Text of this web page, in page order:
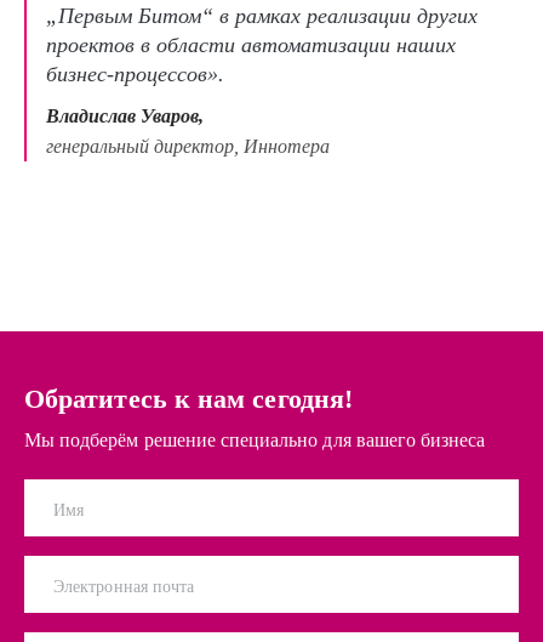
„Первым Битом“ в рамках реализации других
проектов в области автоматизации наших
бизнес-процессов».
Владислав Уваров,
генеральный директор, Иннотера
Обратитесь к нам сегодня!
Мы подберём решение специально для вашего бизнеса
Имя
Электронная почта